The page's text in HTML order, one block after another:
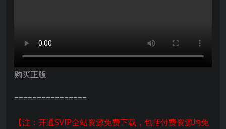
购买正版
================
【注：开通SVIP全站资源免费下载，包括付费资源均免